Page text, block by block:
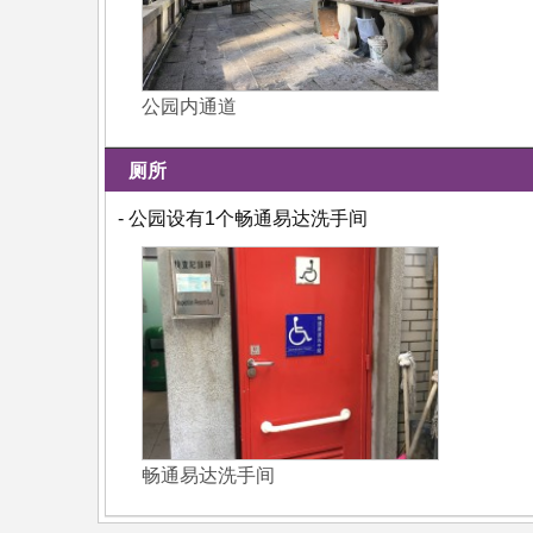
公园内通道
厕所
- 公园设有1个畅通易达洗手间
畅通易达洗手间